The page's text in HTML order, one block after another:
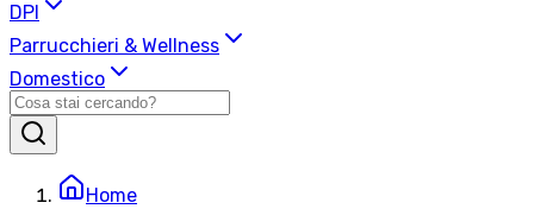
DPI
Parrucchieri & Wellness
Domestico
Home